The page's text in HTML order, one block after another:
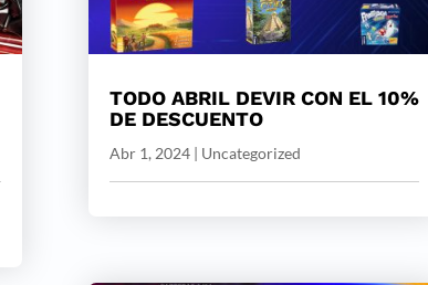
TODO ABRIL DEVIR CON EL 10%
DE DESCUENTO
Abr 1, 2024| Uncategorized